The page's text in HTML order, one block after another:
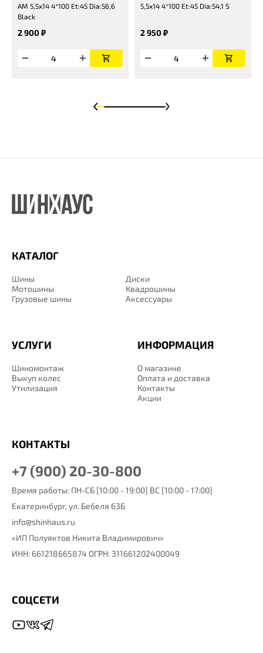
AM 5,5x14 4*100 Et:45 Dia:56,6
Black
2 900 ₽
5,5x14 4*100 Et:45 Dia:54,1 S
2 950 ₽
КАТАЛОГ
Шины
Диски
Мотошины
Квадрошины
Грузовые шины
Аксессуары
ИНФОРМАЦИЯ
О магазине
Оплата и доставка
Контакты
Акции
УСЛУГИ
Шиномонтаж
Выкуп колес
Утилизация
КОНТАКТЫ
+7 (900) 20-30-800
Время работы: ПН-СБ [10:00 - 19:00] ВС [10:00 - 17:00]
Екатеринбург, ул. Бебеля 63Б
info@shinhaus.ru
«ИП Полуяктов Никита Владимирович»
ИНН: 661218665874 ОГРН: 311661202400049
СОЦСЕТИ